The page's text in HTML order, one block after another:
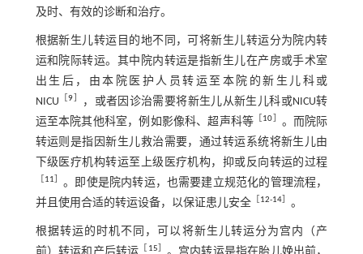
及时、有效的诊断和治疗。
根据新生儿转运目的地不同，可将新生儿转运分为院内转
运和院际转运。其中院内转运是指新生儿在产房或手术室
出生后，由本院医护人员转运至本院的新生儿科或
NICU ［9
，或者因诊治需要将新生儿从新生儿科或NICU转
运至本院其他科室，例如影像科、超声科等
10
。而院际
转运则是指因新生儿救治需要，通过转运系统将新生儿由
下级医疗机构转运至上级医疗机构，抑或反向转运的过程
11
。即使是院内转运，也需要建立规范化的管理流程，
并且使用合适的转运设备，以保证患儿安全［ 12-14］ 。
根据转运的时机不同，可以将新生儿转运分为宫内（产
15